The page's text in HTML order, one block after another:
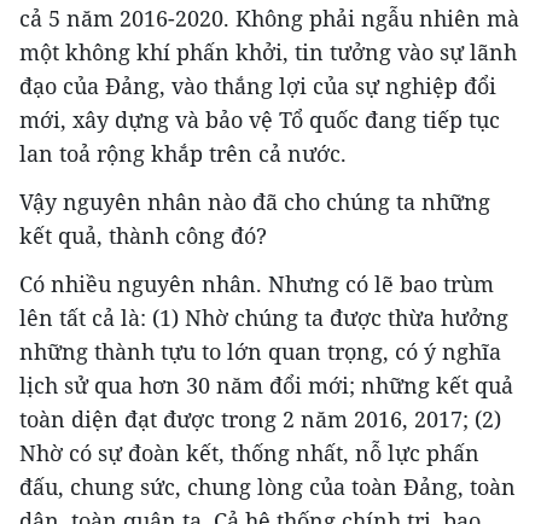
cả 5 năm 2016-2020. Không phải ngẫu nhiên mà
một không khí phấn khởi, tin tưởng vào sự lãnh
đạo của Đảng, vào thắng lợi của sự nghiệp đổi
mới, xây dựng và bảo vệ Tổ quốc đang tiếp tục
lan toả rộng khắp trên cả nước.
Vậy nguyên nhân nào đã cho chúng ta những
kết quả, thành công đó?
Có nhiều nguyên nhân. Nhưng có lẽ bao trùm
lên tất cả là: (1) Nhờ chúng ta được thừa hưởng
những thành tựu to lớn quan trọng, có ý nghĩa
lịch sử qua hơn 30 năm đổi mới; những kết quả
toàn diện đạt được trong 2 năm 2016, 2017; (2)
Nhờ có sự đoàn kết, thống nhất, nỗ lực phấn
đấu, chung sức, chung lòng của toàn Đảng, toàn